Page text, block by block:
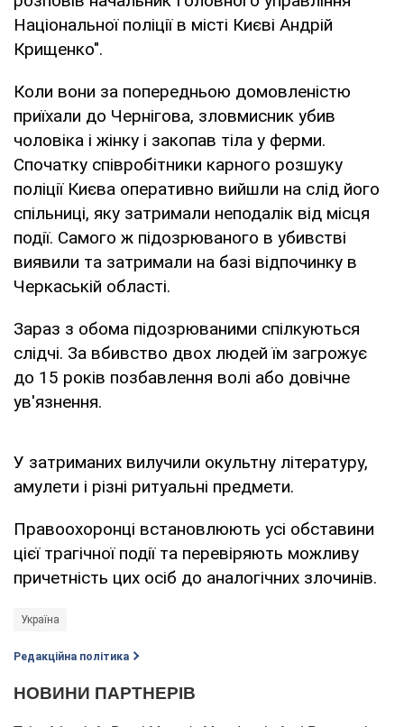
Національної поліції в місті Києві Андрій
Крищенко".
Коли вони за попередньою домовленістю
приїхали до Чернігова, зловмисник убив
чоловіка і жінку і закопав тіла у ферми.
Спочатку співробітники карного розшуку
поліції Києва оперативно вийшли на слід його
спільниці, яку затримали неподалік від місця
події. Самого ж підозрюваного в убивстві
виявили та затримали на базі відпочинку в
Черкаській області.
Зараз з обома підозрюваними спілкуються
слідчі. За вбивство двох людей їм загрожує
до 15 років позбавлення волі або довічне
ув'язнення.
У затриманих вилучили окультну літературу,
амулети і різні ритуальні предмети.
Правоохоронці встановлюють усі обставини
цієї трагічної події та перевіряють можливу
причетність цих осіб до аналогічних злочинів.
Україна
Редакційна політика